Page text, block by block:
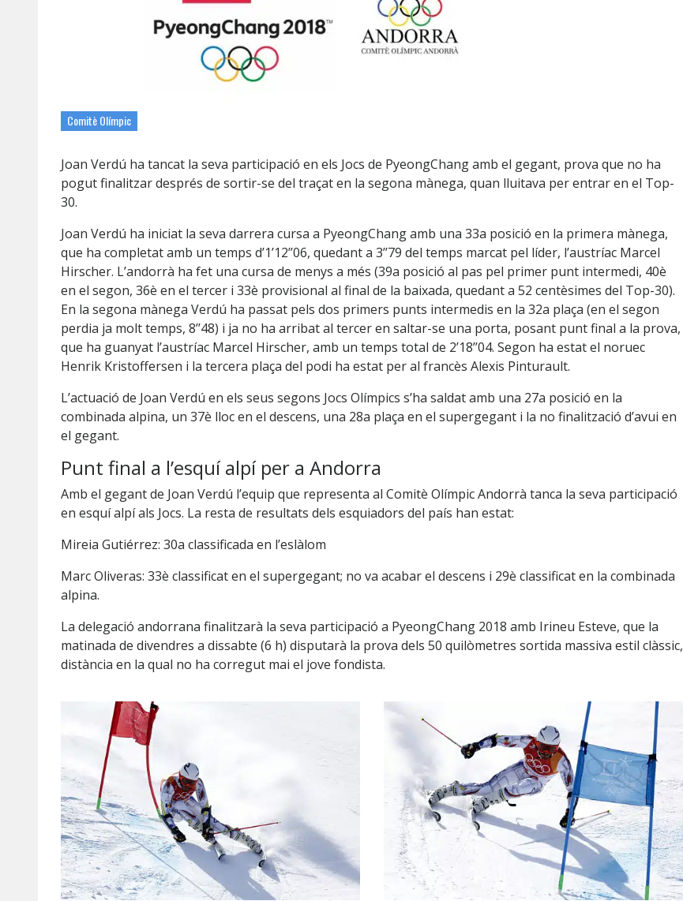
Comitè Olímpic
Joan Verdú ha tancat la seva participació en els Jocs de PyeongChang amb el gegant, prova que no ha
pogut finalitzar després de sortir-se del traçat en la segona mànega, quan lluitava per entrar en el Top-
30.
Joan Verdú ha iniciat la seva darrera cursa a PyeongChang amb una 33a posició en la primera mànega,
que ha completat amb un temps d’1’12’’06, quedant a 3’’79 del temps marcat pel líder, l’austríac Marcel
Hirscher. L’andorrà ha fet una cursa de menys a més (39a posició al pas pel primer punt intermedi, 40è
en el segon, 36è en el tercer i 33è provisional al final de la baixada, quedant a 52 centèsimes del Top-30).
En la segona mànega Verdú ha passat pels dos primers punts intermedis en la 32a plaça (en el segon
perdia ja molt temps, 8’’48) i ja no ha arribat al tercer en saltar-se una porta, posant punt final a la prova,
que ha guanyat l’austríac Marcel Hirscher, amb un temps total de 2’18’’04. Segon ha estat el noruec
Henrik Kristoffersen i la tercera plaça del podi ha estat per al francès Alexis Pinturault.
L’actuació de Joan Verdú en els seus segons Jocs Olímpics s’ha saldat amb una 27a posició en la
combinada alpina, un 37è lloc en el descens, una 28a plaça en el supergegant i la no finalització d’avui en
el gegant.
Punt final a l’esquí alpí per a Andorra
Amb el gegant de Joan Verdú l’equip que representa al Comitè Olímpic Andorrà tanca la seva participació
en esquí alpí als Jocs. La resta de resultats dels esquiadors del país han estat:
Mireia Gutiérrez: 30a classificada en l’eslàlom
Marc Oliveras: 33è classificat en el supergegant; no va acabar el descens i 29è classificat en la combinada
alpina.
La delegació andorrana finalitzarà la seva participació a PyeongChang 2018 amb Irineu Esteve, que la
matinada de divendres a dissabte (6 h) disputarà la prova dels 50 quilòmetres sortida massiva estil clàssic,
distància en la qual no ha corregut mai el jove fondista.